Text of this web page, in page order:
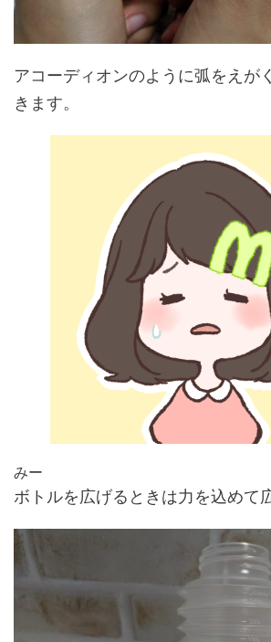
アコーディオンのように弧をえが
きます。
みー
ボトルを広げるときは力を込めて